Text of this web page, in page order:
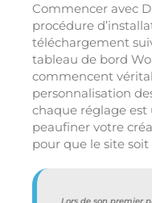
Commencer avec
procédure
téléchargement
tableau de bord
commencent
personnalisation
chaque réglage
peaufiner votre
pour que le site